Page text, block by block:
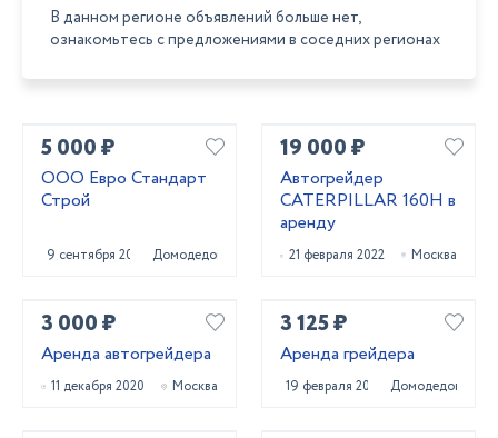
В данном регионе объявлений больше нет,
ознакомьтесь с предложениями в соседних регионах
5 000 ₽
ООО Евро Стандарт
Строй
9 сентября 2023 Домодедово
19 000 ₽
Автогрейдер
CATERPILLAR 160H в
аренду
21 февраля 2022 Москва
3 000 ₽
Аренда автогрейдера
11 декабря 2020 Москва
3 125 ₽
Аренда грейдера
19 февраля 2021 Домодедово